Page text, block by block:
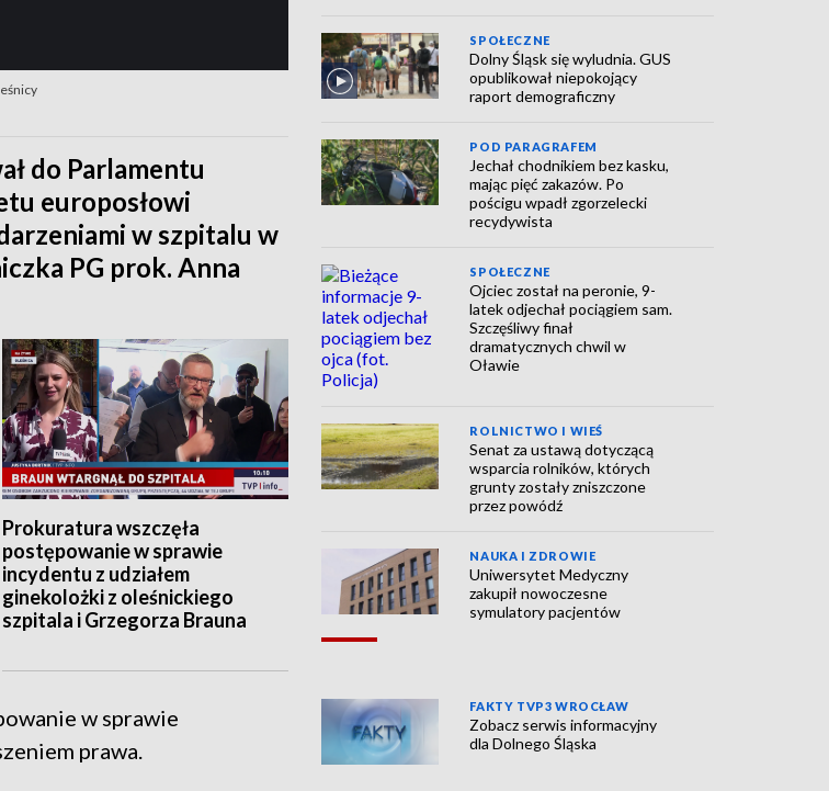
do Parlamentu
europosłowi
w szpitalu w
PG prok. Anna
Prokuratura wszczęła
postępowanie w sprawie
incydentu z udziałem
ginekolożki z oleśnickiego
szpitala i Grzegorza Brauna
w sprawie
prawa.
SPOŁECZNE
Dolny Śląsk się wyludnia. GUS
opublikował niepokojący
raport demograficzny
POD PARAGRAFEM
Jechał chodnikiem bez kasku,
mając pięć zakazów. Po
pościgu wpadł zgorzelecki
recydywista
SPOŁECZNE
Ojciec został na peronie, 9-
latek odjechał pociągiem sam.
Szczęśliwy finał
dramatycznych chwil w
Oławie
ROLNICTWO I WIEŚ
Senat za ustawą dotyczącą
wsparcia rolników, których
grunty zostały zniszczone
przez powódź
NAUKA I ZDROWIE
Uniwersytet Medyczny
zakupił nowoczesne
symulatory pacjentów
FAKTY TVP3 WROCŁAW
Zobacz serwis informacyjny
dla Dolnego Śląska